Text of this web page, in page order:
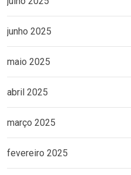
junho 2025
maio 2025
abril 2025
março 2025
fevereiro 2025